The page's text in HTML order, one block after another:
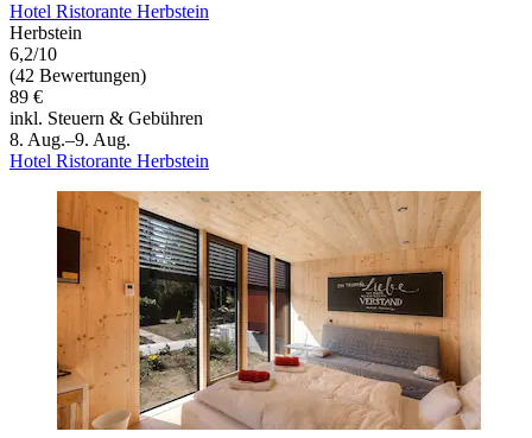
Hotel Ristorante Herbstein
Herbstein
6,2/10
(42 Bewertungen)
89 €
inkl. Steuern & Gebühren
8. Aug.–9. Aug.
Hotel Ristorante Herbstein